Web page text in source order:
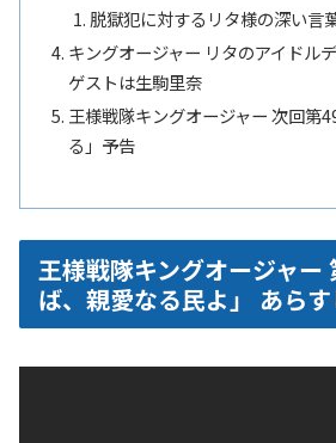
脱獄犯に対するリタ様の深い言
キングオージャー リタのアイドル
ゲストは生駒里奈
王様戦隊キングオージャー 次回第
る」予告
王様戦隊キングオージャー
ば、親愛なる民よ」 あらす